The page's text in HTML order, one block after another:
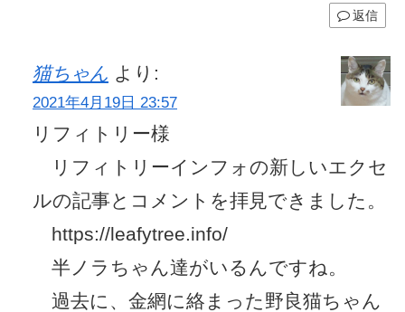
返信
猫ちゃん より:
2021年4月19日 23:57
リフィトリー様
リフィトリーインフォの新しいエクセ
ルの記事とコメントを拝見できました。
https://leafytree.info/
半ノラちゃん達がいるんですね。
過去に、金網に絡まった野良猫ちゃん